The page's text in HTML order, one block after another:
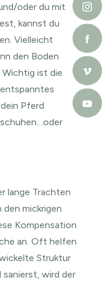
oder du mit
kannst du
Vielleicht
den Boden
ist die
Pferd
lange Trachten
mickrigen
Kompensation
an. Oft helfen
Struktur
sanierst, wird der